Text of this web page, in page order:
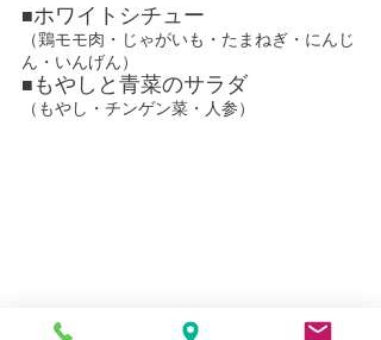
■ホワイトシチュー
（鶏モモ肉・じゃがいも・たまねぎ・にんじ
ん・いんげん）
■ もやしと青菜のサラダ
（もやし・チンゲン菜・人参）